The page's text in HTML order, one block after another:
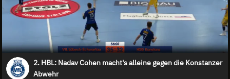
2. HBL: Nadav Cohen macht's alleine gegen die Konstanzer
Abwehr